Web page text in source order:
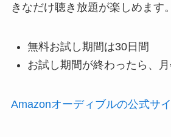
きなだけ聴き放題が楽しめます。
無料お試し期間は30日間
お試し期間が終わったら、
Amazonオーディブルの公式サ